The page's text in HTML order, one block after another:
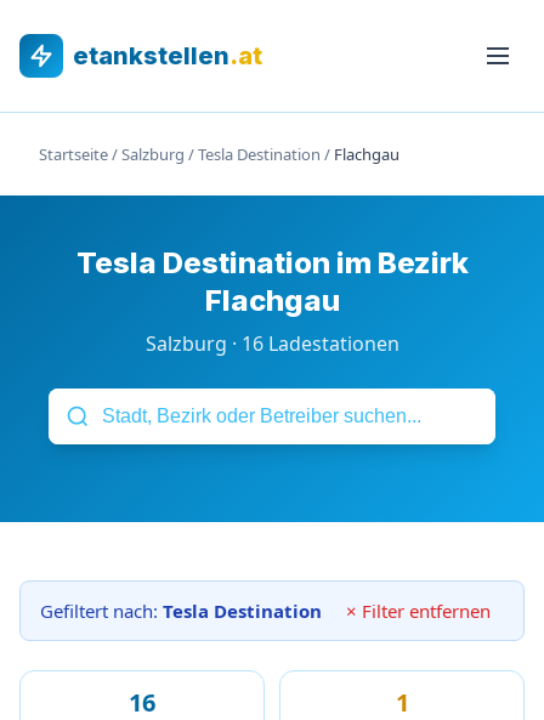
etankstellen.at
Startseite/Salzburg /Tesla Destination / Flachgau
Tesla Destination im Bezirk
Flachgau
Salzburg · 16 Ladestationen
Gefiltert nach: Tesla Destination × Filter entfernen
16 1